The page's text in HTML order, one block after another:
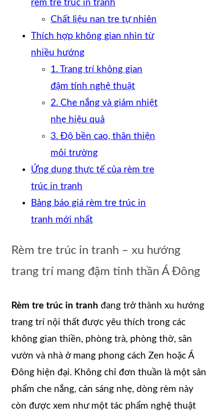
rèm tre trúc in tranh
Chất liệu nan tre tự nhiên
Thích hợp không gian nhìn từ
nhiều hướng
1. Trang trí không gian
đậm tính nghệ thuật
2. Che nắng và giảm nhiệt
nhẹ hiệu quả
3. Độ bền cao, thân thiện
môi trường
Ứng dụng thực tế của rèm tre
trúc in tranh
Bảng báo giá rèm tre trúc in
tranh mới nhất
Rèm tre trúc in tranh – xu hướng
trang trí mang đậm tinh thần Á Đông
Rèm tre trúc in tranh đang trở thành xu hướng
trang trí nội thất được yêu thích trong các
không gian thiền, phòng trà, phòng thờ, sân
vườn và nhà ở mang phong cách Zen hoặc Á
Đông hiện đại. Không chỉ đơn thuần là một sản
phẩm che nắng, cản sáng nhẹ, dòng rèm này
còn được xem như một tác phẩm nghệ thuật